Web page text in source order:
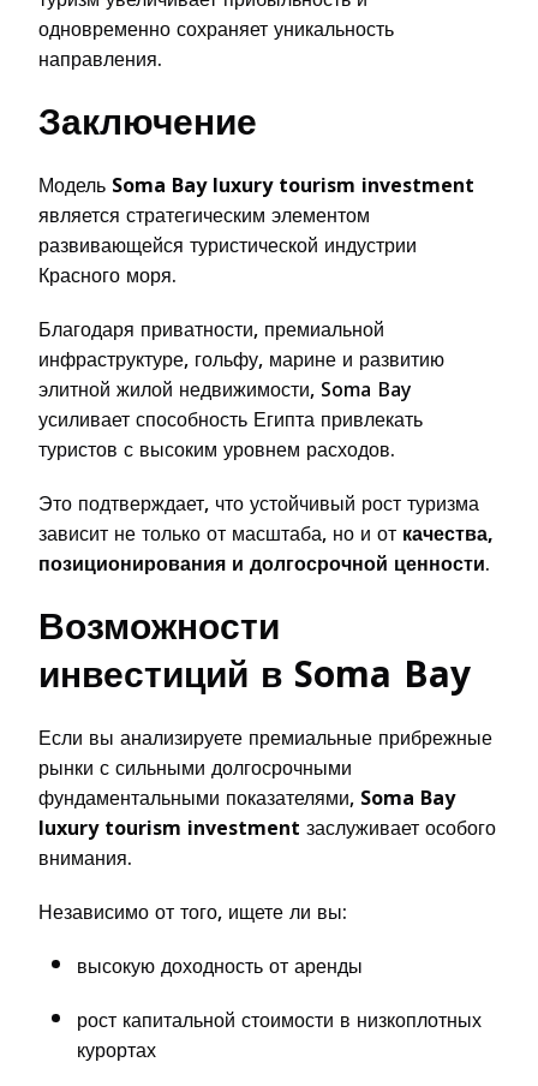
одновременно сохраняет уникальность
направления.
Заключение
МодельSoma Bay luxury tourism investment
является стратегическим элементом
развивающейся туристической индустрии
Красного моря.
Благодаря приватности, премиальной
инфраструктуре, гольфу, марине и развитию
элитной жилой недвижимости, Soma Bay
усиливает способность Египта привлекать
туристов с высоким уровнем расходов.
Это подтверждает, что устойчивый рост туризма
зависит не только от масштаба, но и откачества,
позиционирования и долгосрочной ценности.
Возможности
инвестиций в Soma Bay
Если вы анализируете премиальные прибрежные
рынки с сильными долгосрочными
фундаментальными показателями,Soma Bay
luxury tourism investmentзаслуживает особого
внимания.
Независимо от того, ищете ли вы:
высокую доходность от аренды
рост капитальной стоимости в низкоплотных
курортах